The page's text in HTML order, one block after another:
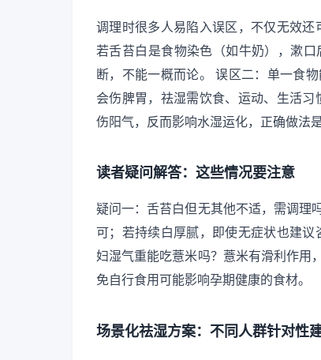
调理时很多人易陷入误区，不仅无效还
若舌苔白是食物染色（如牛奶），漱
断，不能一概而论。 误区二：单一食
会伤脾胃，祛湿需饮食、运动、生活
伤阳气，反而影响水湿运化，正确做法
读者疑问解答：这些情况要注意
疑问一：舌苔白但无其他不适，需调理
可；若持续白厚腻，即使无症状也建
妇湿气重能吃薏米吗？薏米有滑利作用
免自行食用可能影响孕期健康的食材。
场景化祛湿方案：不同人群针对性